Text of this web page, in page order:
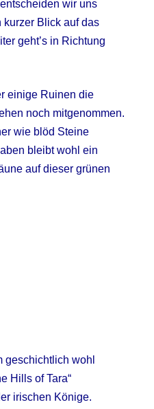
wir uns
kurzer Blick auf das
geht’s in Richtung
einige Ruinen die
noch mitgenommen.
wie blöd Steine
bleibt wohl ein
auf dieser grünen
geschichtlich wohl
Hills of Tara“
irischen Könige.